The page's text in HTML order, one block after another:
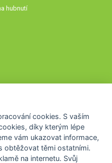
hubnutí
cookies. S vaším
díky kterým lépe
vám ukazovat informace,
obtěžovat těmi ostatními.
na internetu. Svůj